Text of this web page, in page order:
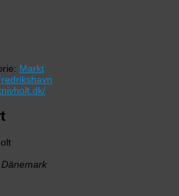
Markt
Dänemark